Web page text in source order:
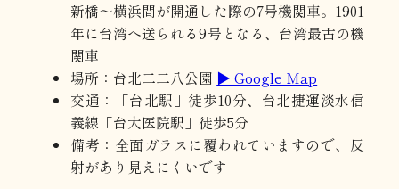
新橋～横浜間が開通した際の7号機関車。1901
年に台湾へ送られる9号となる、台湾最古の機
関車
場所：台北二二八公園 ▶ Google Map
交通：「台北駅」徒歩10分、台北捷運淡水信
義線「台大医院駅」徒歩5分
備考：全面ガラスに覆われていますので、反
射があり見えにくいです